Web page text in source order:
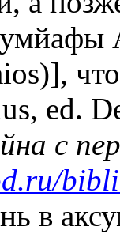
)],
, ed.
с
.ru/
в